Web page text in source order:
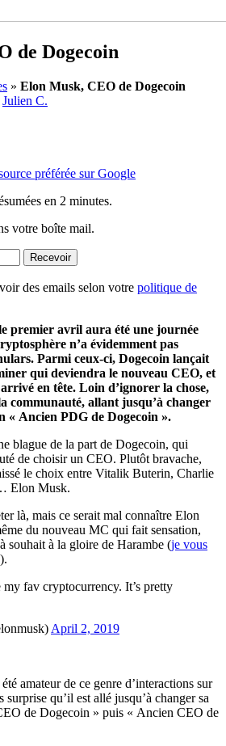
de Dogecoin
» Elon Musk, CEO de Dogecoin
Julien C.
préférée sur Google
en 2 minutes.
votre boîte mail.
Recevoir
des emails selon votre politique de
premier avril aura été une journée
n’a évidemment pas
Parmi ceux-ci, Dogecoin lançait
qui deviendra le nouveau CEO, et
en tête. Loin d’ignorer la chose,
communauté, allant jusqu’à changer
« Ancien PDG de Dogecoin ».
blague de la part de Dogecoin, qui
de choisir un CEO. Plutôt bravache,
le choix entre Vitalik Buterin, Charlie
Elon Musk.
là, mais ce serait mal connaître Elon
du nouveau MC qui fait sensation,
souhait à la gloire de Harambe (je vous
).
fav cryptocurrency. It’s pretty
April 2, 2019
amateur de ce genre d’interactions sur
surprise qu’il est allé jusqu’à changer sa
de Dogecoin » puis « Ancien CEO de